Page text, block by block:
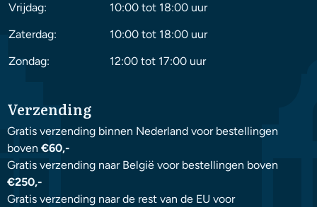
Vrijdag:
10:00 tot 18:00 uur
Zaterdag:
10:00 tot 18:00 uur
Zondag:
12:00 tot 17:00 uur
Verzending
Gratis verzending binnen Nederland voor bestellingen
boven €60,-
Gratis verzending naar België voor bestellingen boven
€250,-
Gratis verzending naar de rest van de EU voor